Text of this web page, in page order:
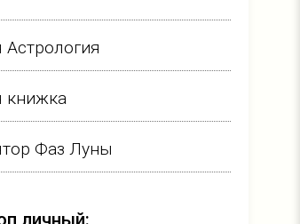
Астрология
книжка
Фаз Луны
личный: